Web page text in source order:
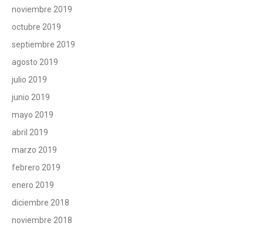
noviembre 2019
octubre 2019
septiembre 2019
agosto 2019
julio 2019
junio 2019
mayo 2019
abril 2019
marzo 2019
febrero 2019
enero 2019
diciembre 2018
noviembre 2018